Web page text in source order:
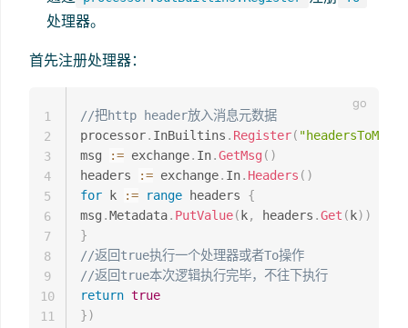
处理器。
首先注册处理器：
//把http header放入消息元数据
processor. InBuiltins . Register(
msg
:= exchange. In.GetMsg ( )
headers
:= exchange. In. Headers ( )
for k := range headers {
msg .Metadata. PutValue( k, headers .Get ( k) )
}
//返回true执行一个处理器或者To操作
//返回true本次逻辑执行完毕，不往下执行
return true
})
1
2
3
4
5
6
7
8
9
10
11